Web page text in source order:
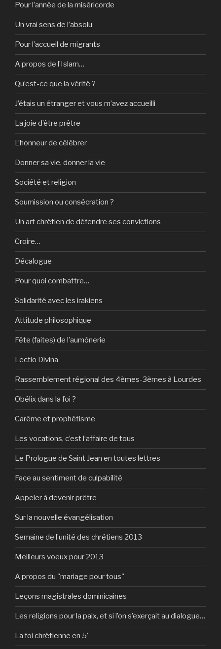
Pour l’année de la miséricorde
Un vrai sens de l’absolu
Pour l’accueil de migrants
A propos de l’Islam…
Qu’est-ce que la vérité ?
J’étais un étranger et vous m’avez accueilli
La joie d’être prêtre
L’honneur de célébrer
Donner sa vie, donner la vie
Société et religion
Soumission ou consécration ?
Un art chrétien de défendre ses convictions
Croire…
Décalogue
Pour quoi combattre…
Solidarité avec les irakiens
Attitude philosophique
Fête (faites) de l’aumônerie
Lectio Divina
Rassemblement régional des 4èmes-3èmes à Lourdes
Obélix dans la foi ?
Carême et prophétisme
Les vocations, c’est l’affaire de tous
Le Prologue de Saint Jean en toutes lettres
Face au sentiment de culpabilité
Appeler à devenir prêtre
Sur la nouvelle évangélisation
Semaine de l’unité des chrétiens 2013
Meilleurs voeux pour 2013
A propos du "mariage pour tous"
Leçons magistrales dominicaines
Les religions pour la paix, et si l’on s’exerçait au dialogue…
La foi chrétienne en 5′